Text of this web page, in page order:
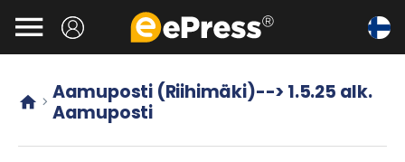
Siirry
pääsisältöön

  Aamuposti (Riihimäki)--> 1.5.25 alk.
Aamuposti